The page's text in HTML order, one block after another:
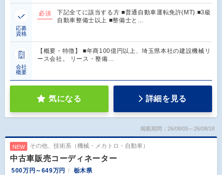
応募
資格
必須
下記全てに該当する方 ■普通自動車運転免許(MT) ■3級
自動車整備士以上 ■整備士と…
会社
概要
【概要・特徴】 ■年商100億円以上、埼玉県本社の建設機械リ
ース会社。 リース・整備…
気になる 詳細を見る
掲載期間：26/08/05～26/08/18
NEW その他、技術系（機械・メカトロ・自動車）
中古車販売コーディネーター
500万円～649万円 栃木県